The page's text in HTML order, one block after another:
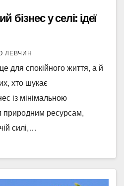
бізнес у селі: ідеї
ЛЕВЧИН
для спокійного життя, а й
хто шукає
із мінімальною
природним ресурсам,
силі,…